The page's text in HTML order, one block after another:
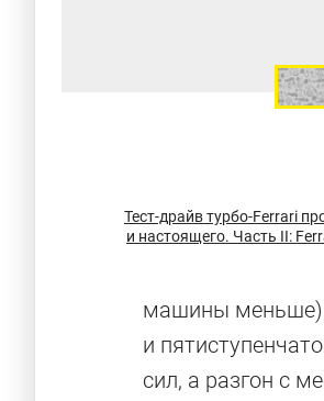
Тест-драйв турбо-Ferrari
и настоящего. Часть II:
машины меньше).
и
сил, а разгон с